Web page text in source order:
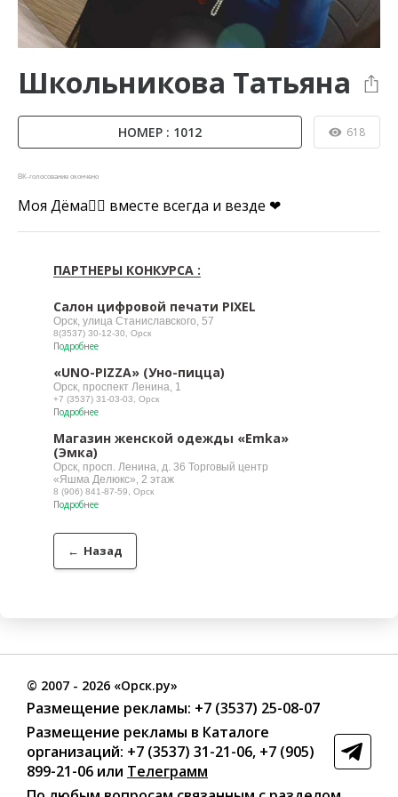
Школьникова Татьяна
НОМЕР : 1012 618
ВК-голосование окончено
Моя Дёма👯‍♀️ вместе всегда и везде ❤
ПАРТНЕРЫ КОНКУРСА :
Салон цифровой печати PIXEL
Орск, улица Станиславского, 57
8(3537) 30-12-30, Орск
Подробнее
«UNO-PIZZA» (Уно-пицца)
Орск, проспект Ленина, 1
+7 (3537) 31-03-03, Орск
Подробнее
Магазин женской одежды «Emka»
(Эмка)
Орск, просп. Ленина, д. 36 Торговый центр
«Яшма Делюкс», 2 этаж
8 (906) 841-87-59, Орск
Подробнее
← Назад
© 2007 - 2026 «Орск.ру»
Размещение рекламы: +7 (3537) 25-08-07
Размещение рекламы в Каталоге
организаций: +7 (3537) 31-21-06, +7 (905)
899-21-06 или Телеграмм